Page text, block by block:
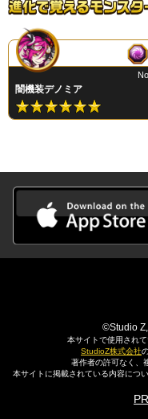
闇機装デノミア
©Studio
本サイトで使用され
StudioZ株式会社
著作者の許可なく、
本サイトに掲載されている内容につ